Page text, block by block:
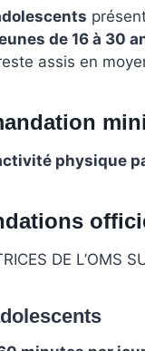
de 16 à 30
assis en
physique
DE L’OMS